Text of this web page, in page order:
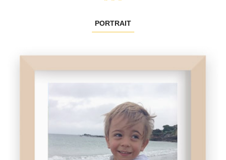
PORTRAIT